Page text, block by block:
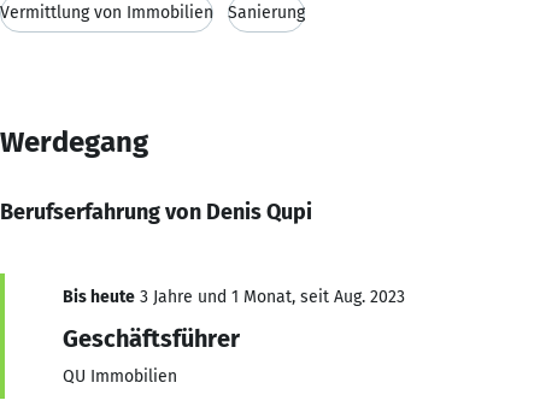
Vermittlung von Immobilien Sanierung
Werdegang
Berufserfahrung von Denis Qupi
Bis heute 3 Jahre und 1 Monat, seit Aug. 2023
Geschäftsführer
QU Immobilien